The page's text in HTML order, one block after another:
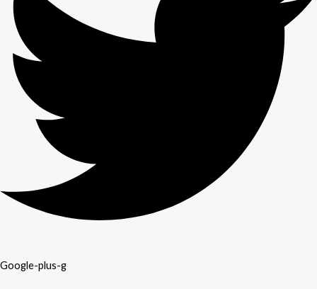
Google-plus-g